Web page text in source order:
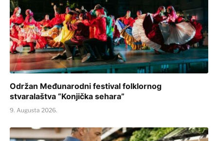
Održan Međunarodni festival folklornog
stvaralaštva “Konjička sehara”
9. Augusta 2026.